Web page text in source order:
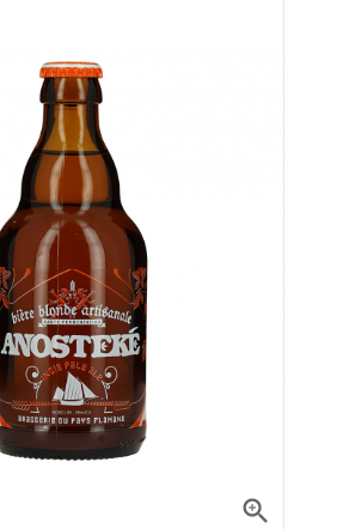

PRODUITS
Nouveautés
Nos Bières
Fûts De Bière
Spiritueux
Boxes
